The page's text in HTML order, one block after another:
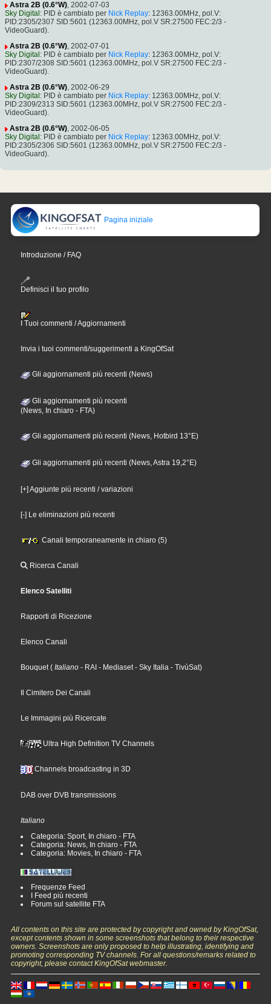
Astra 2B (0.6°W), 2002-07-03
Sky Digital : PID è cambiato per Nick Replay: 12363.00MHz, pol.V:
PID:2305/2307 SID:5601 (12363.00MHz, pol.V SR:27500 FEC:2/3 -
VideoGuard).
Astra 2B (0.6°W), 2002-07-01
Sky Digital : PID è cambiato per Nick Replay: 12363.00MHz, pol.V:
PID:2307/2308 SID:5601 (12363.00MHz, pol.V SR:27500 FEC:2/3 -
VideoGuard).
Astra 2B (0.6°W), 2002-06-29
Sky Digital : PID è cambiato per Nick Replay: 12363.00MHz, pol.V:
PID:2309/2313 SID:5601 (12363.00MHz, pol.V SR:27500 FEC:2/3 -
VideoGuard).
Astra 2B (0.6°W), 2002-06-05
Sky Digital : PID è cambiato per Nick Replay: 12363.00MHz, pol.V:
PID:2305/2306 SID:5601 (12363.00MHz, pol.V SR:27500 FEC:2/3 -
VideoGuard).
Pagina iniziale
Introduzione / FAQ
Definisci il tuo profilo
I Tuoi commenti / Aggiornamenti
Invia i tuoi commenti/suggerimenti a KingOfSat
Gli aggiornamenti più recenti (News)
Gli aggiornamenti più recenti
(News, In chiaro - FTA)
Gli aggiornamenti più recenti (News, Hotbird 13°E)
Gli aggiornamenti più recenti (News, Astra 19,2°E)
[+] Aggiunte più recenti / variazioni
[-] Le eliminazioni più recenti
Canali temporaneamente in chiaro (5)
Ricerca Canali
Elenco Satelliti
Rapporti di Ricezione
Elenco Canali
Bouquet( Italiano - RAI - Mediaset- Sky Italia - TivùSat)
Il Cimitero Dei Canali
Le Immagini più Ricercate
Ultra High Definition TV Channels
Channels broadcasting in 3D
DAB over DVB transmissions
Italiano
Categoria: Sport, In chiaro - FTA
Categoria: News, In chiaro - FTA
Categoria: Movies, In chiaro - FTA
Frequenze Feed
I Feed più recenti
Forum sul satellite FTA
All contents on this site are protected by copyright and owned by KingOfSat,
except contents shown in some screenshots that belong to their respective
owners. Screenshots are only proposed to help illustrating, identifying and
promoting corresponding TV channels. For all questions/remarks related to
copyright, please contact KingOfSat webmaster.